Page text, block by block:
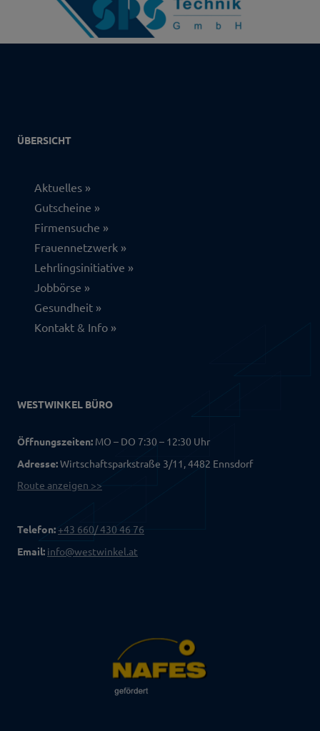
ÜBERSICHT
Aktuelles
Gutscheine
Firmensuche
Frauennetzwerk
Lehrlingsinitiative
Jobbörse
Gesundheit
Kontakt & Info
WESTWINKEL BÜRO
Öffnungszeiten: MO – DO 7:30 – 12:30 Uhr
Adresse:Wirtschaftsparkstraße 3/11, 4482 Ennsdorf
Route anzeigen >>
Telefon: +43 660/ 430 46 76
Email: info@westwinkel.at